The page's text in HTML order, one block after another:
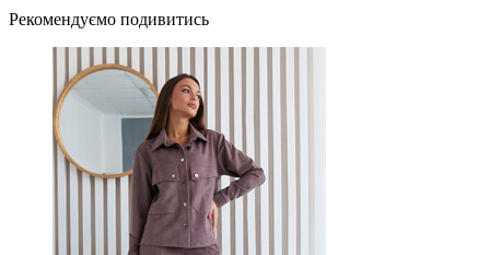
Рекомендуємо подивитись